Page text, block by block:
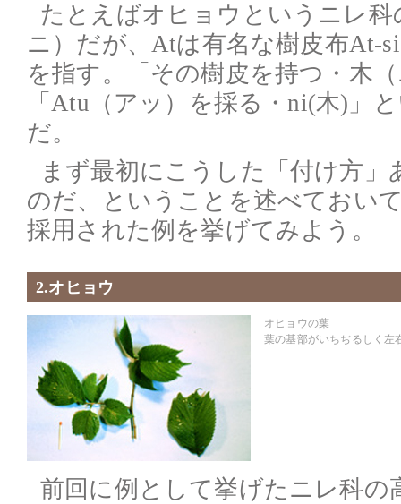
たとえばオヒョウというニレ
ニ）だが、Atは有名な樹皮布At-
を指す。「その樹皮を持つ・木
「Atu（アッ）を採る・ni(木)」
だ。
まず最初にこうした「付け方
のだ、ということを述べておい
採用された例を挙げてみよう。
2.オヒョウ
オヒョウの葉
葉の基部がいちぢるしく左
前回に例として挙げたニレ科の